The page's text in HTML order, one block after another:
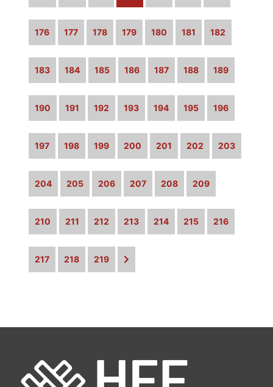
176 177 178 179 180 181 182
183 184 185 186 187 188 189
190 191 192 193 194 195 196
197 198 199 200 201 202 203
204 205 206 207 208 209
210 211 212 213 214 215 216
217 218 219